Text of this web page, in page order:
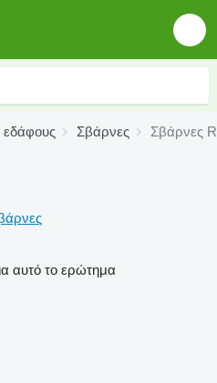
εδάφους Σβάρνες Σβάρνες
αυτό το ερώτημα